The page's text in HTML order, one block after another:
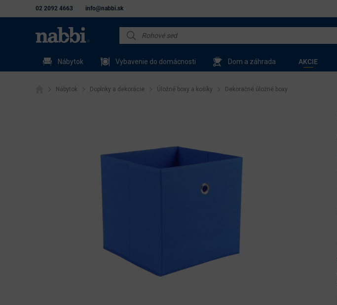
02 2092 4663 info@nabbi.sk
Nábytok Vybavenie do domácnosti Dom a záhrada AKCIE
Nábytok Doplnky a dekorácie Úložné boxy a košíky Dekoračné úložné boxy